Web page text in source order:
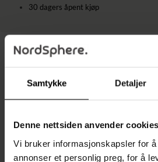
Samtykke Detaljer
Denne nettsiden anvender cookies
Vi bruker informasjonskapsler for
annonser et personlig preg, for å
30 dagers åpent kjøp
TILLEGGSINFORMASJON